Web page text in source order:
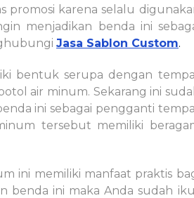
promosi karena selalu
menjadikan benda ini
Jasa Sablon Custom.
bentuk serupa dengan
air minum. Sekarang ini
ini sebagai pengganti
tersebut memiliki
ini memiliki manfaat praktis
benda ini maka Anda sudah